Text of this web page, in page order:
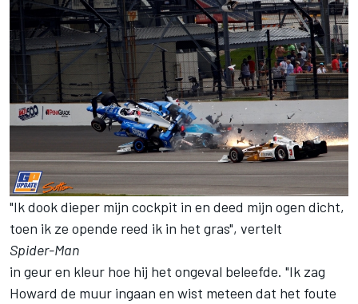
"Ik dook dieper mijn cockpit in en deed mijn ogen dicht,
toen ik ze opende reed ik in het gras", vertelt
Spider-Man
in geur en kleur hoe hij het ongeval beleefde. "Ik zag
Howard de muur ingaan en wist meteen dat het foute